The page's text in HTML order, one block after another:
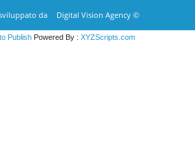
da
Digital Vision Agency ©
PublishPowered By : XYZScripts.com